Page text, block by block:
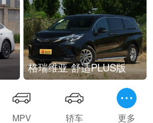
格瑞维亚 舒适PLUS版
MPV 轿车 更多